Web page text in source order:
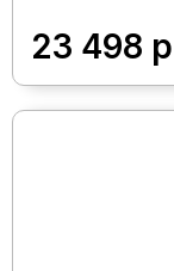
23 498